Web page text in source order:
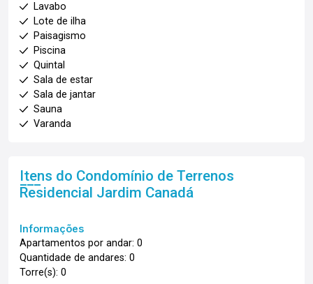
Lavabo
Lote de ilha
Paisagismo
Piscina
Quintal
Sala de estar
Sala de jantar
Sauna
Varanda
Itens do Condomínio de Terrenos
Residencial Jardim Canadá
Informações
Apartamentos por andar: 0
Quantidade de andares: 0
Torre(s): 0